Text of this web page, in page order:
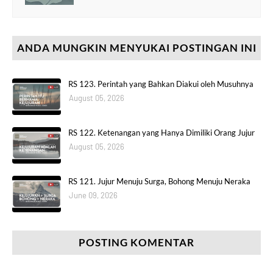
ANDA MUNGKIN MENYUKAI POSTINGAN INI
RS 123. Perintah yang Bahkan Diakui oleh Musuhnya
August 05, 2026
RS 122. Ketenangan yang Hanya Dimiliki Orang Jujur
August 05, 2026
RS 121. Jujur Menuju Surga, Bohong Menuju Neraka
June 09, 2026
POSTING KOMENTAR